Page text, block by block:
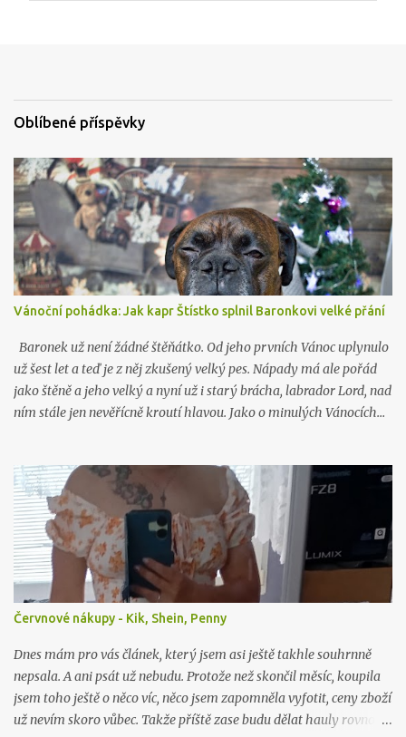
a
Oblíbené příspěvky
Vánoční pohádka: Jak kapr Štístko splnil Baronkovi velké přání
Baronek už není žádné štěňátko. Od jeho prvních Vánoc uplynulo
už šest let a teď je z něj zkušený velký pes. Nápady má ale pořád
jako štěně a jeho velký a nyní už i starý brácha, labrador Lord, nad
ním stále jen nevěřícně kroutí hlavou. Jako o minulých Vánocích…
Červnové nákupy - Kik, Shein, Penny
Dnes mám pro vás článek, který jsem asi ještě takhle souhrnně
nepsala. A ani psát už nebudu. Protože než skončil měsíc, koupila
jsem toho ještě o něco víc, něco jsem zapomněla vyfotit, ceny zboží
už nevím skoro vůbec. Takže příště zase budu dělat hauly rovnou